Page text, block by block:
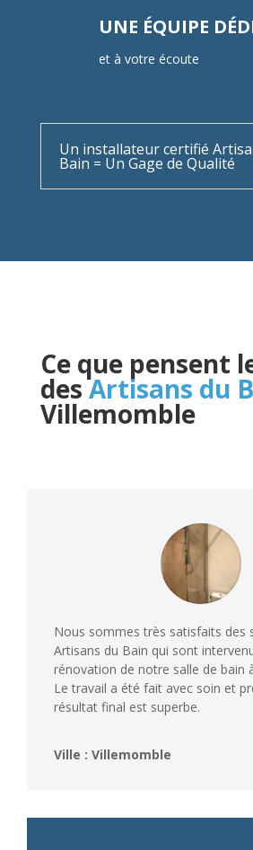
UNE ÉQUIPE
et à votre écoute
Un installateur certifié
Bain = Un Gage de Qualité
Ce que pensent
desArtisans du
Villemomble
Nous sommes très satisfaits des
Artisans du Bain qui sont
rénovation de notre salle de bain
Le travail a été fait avec soin et
résultat final est superbe.
Ville : Villemomble